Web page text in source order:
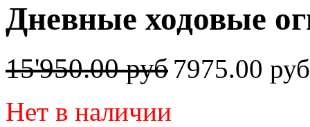
Дневные ходовые
15'950.00 руб 7975.00
Нет в наличии